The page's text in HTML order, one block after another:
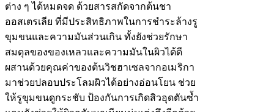
ต่าง ๆ ได้หมดจด ด้วยสารสกัดจากต้นชา
ออสเตรเลีย ที่มีประสิทธิภาพในการชำระล้างรู
ขุมขนและความมันส่วนเกิน ทั้งยังช่วยรักษา
สมดุลของของเหลวและความมันในผิวได้ดี
ผสานด้วยคุณค่าของต้นวิชฮาเซลจากอเมริกา
มาช่วยปลอบประโลมผิวได้อย่างอ่อนโยน ช่วย
ให้รูขุมขนดูกระชับ ป้องกันการเกิดสิวอุดตันซ้ำ